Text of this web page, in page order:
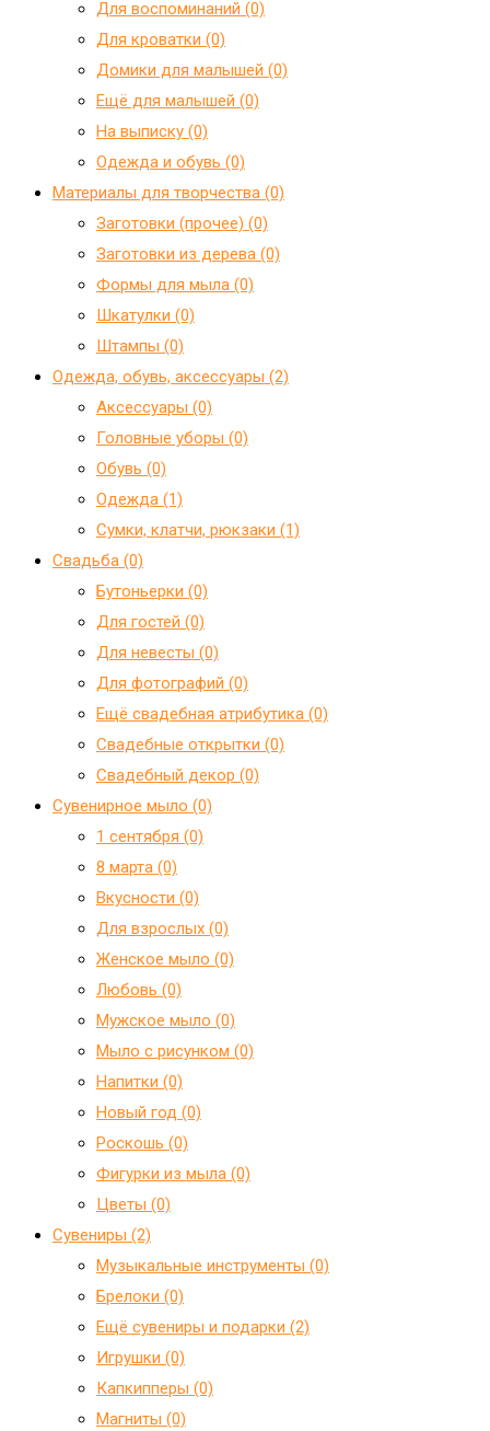
Для воспоминаний (0)
Для кроватки (0)
Домики для малышей (0)
Ещё для малышей (0)
На выписку (0)
Одежда и обувь (0)
Материалы для творчества (0)
Заготовки (прочее) (0)
Заготовки из дерева (0)
Формы для мыла (0)
Шкатулки (0)
Штампы (0)
Одежда, обувь, аксессуары (2)
Аксессуары (0)
Головные уборы (0)
Обувь (0)
Одежда (1)
Сумки, клатчи, рюкзаки (1)
Свадьба (0)
Бутоньерки (0)
Для гостей (0)
Для невесты (0)
Для фотографий (0)
Ещё свадебная атрибутика (0)
Свадебные открытки (0)
Свадебный декор (0)
Сувенирное мыло (0)
1 сентября (0)
8 марта (0)
Вкусности (0)
Для взрослых (0)
Женское мыло (0)
Любовь (0)
Мужское мыло (0)
Мыло с рисунком (0)
Напитки (0)
Новый год (0)
Роскошь (0)
Фигурки из мыла (0)
Цветы (0)
Сувениры (2)
Mузыкальные инструменты (0)
Брелоки (0)
Ещё сувениры и подарки (2)
Игрушки (0)
Капкипперы (0)
Магниты (0)